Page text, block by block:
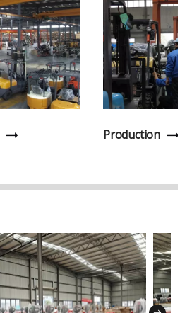
Production